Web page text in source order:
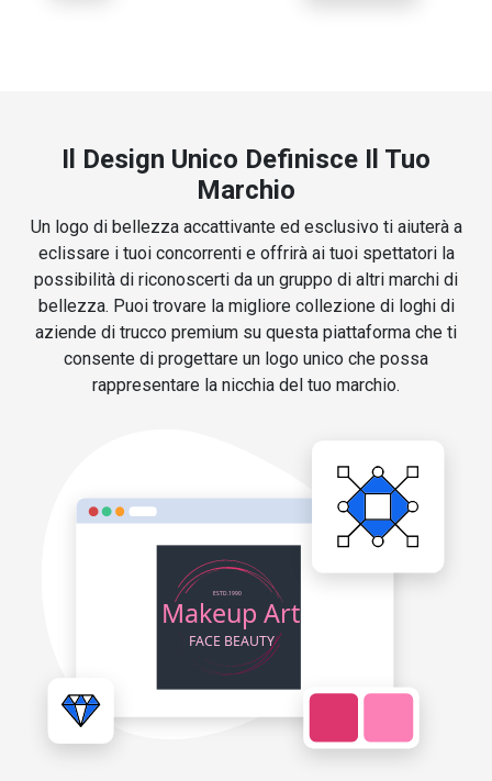
Il Design Unico Definisce Il Tuo
Marchio
Un logo di bellezza accattivante ed esclusivo ti aiuterà a
eclissare i tuoi concorrenti e offrirà ai tuoi spettatori la
possibilità di riconoscerti da un gruppo di altri marchi di
bellezza. Puoi trovare la migliore collezione di loghi di
aziende di trucco premium su questa piattaforma che ti
consente di progettare un logo unico che possa
rappresentare la nicchia del tuo marchio.